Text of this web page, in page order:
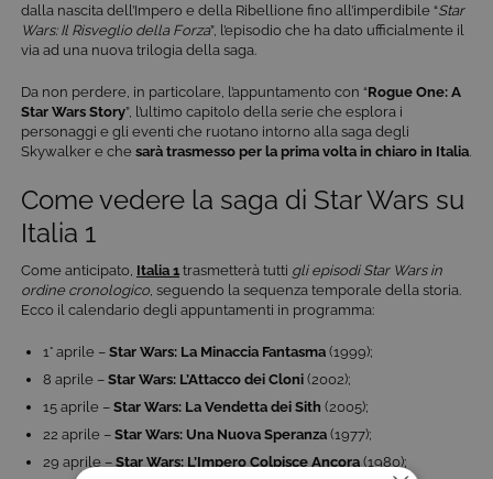
dalla nascita dell’Impero e della Ribellione fino all’imperdibile “Star
Wars: Il Risveglio della Forza”, l’episodio che ha dato ufficialmente il
via ad una nuova trilogia della saga.
Da non perdere, in particolare, l’appuntamento con “Rogue One: A
Star Wars Story”, l’ultimo capitolo della serie che esplora i
personaggi e gli eventi che ruotano intorno alla saga degli
Skywalker e che sarà trasmesso per la prima volta in chiaro in Italia
Come vedere la saga di Star Wars su
Italia 1
Come anticipato, Italia 1 trasmetterà tutti gli episodi Star Wars in
ordine cronologico , seguendo la sequenza temporale della storia.
Ecco il calendario degli appuntamenti in programma:
1° aprile – Star Wars: La Minaccia Fantasma (1999);
8 aprile – Star Wars: L’Attacco dei Cloni (2002);
15 aprile – Star Wars: La Vendetta dei Sith (2005);
22 aprile – Star Wars: Una Nuova Speranza (1977);
29 aprile – Star Wars: L’Impero Colpisce Ancora (1980);